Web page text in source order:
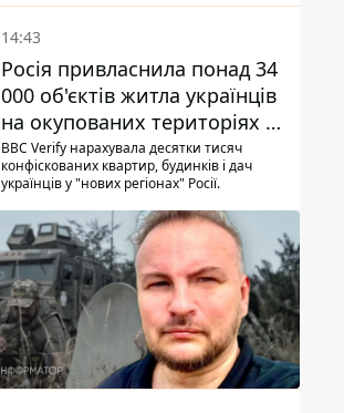
14:43
Росія привласнила понад 34
000 об'єктів житла українців
на окупованих територіях -
розслідування BBC
BBC Verify нарахувала десятки тисяч
конфіскованих квартир, будинків і дач
українців у "нових регіонах" Росії.